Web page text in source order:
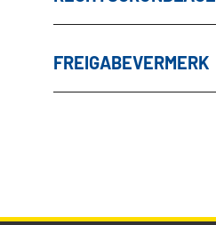
FREIGABEVERMERK